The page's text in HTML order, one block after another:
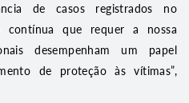
de casos registrados no
que requer a nossa
desempenham um papel
de proteção às vítimas”,